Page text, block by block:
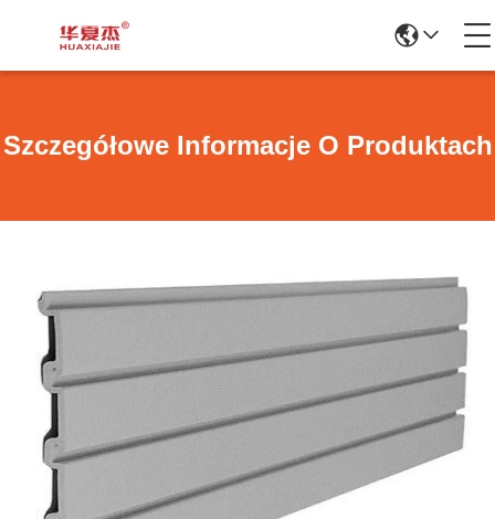
Szczegółowe Informacje O Produktach